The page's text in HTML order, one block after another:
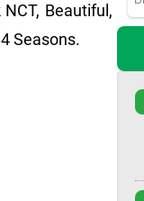
Beautiful,
Seasons.